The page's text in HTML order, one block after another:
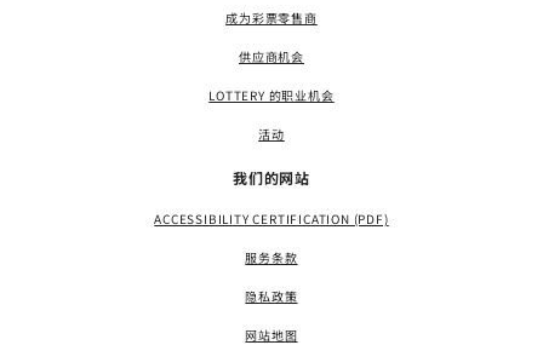
成为彩票零售商
供应商机会
LOTTERY 的职业机会
活动
我们的网站
ACCESSIBILITY CERTIFICATION (PDF)
服务条款
隐私政策
网站地图